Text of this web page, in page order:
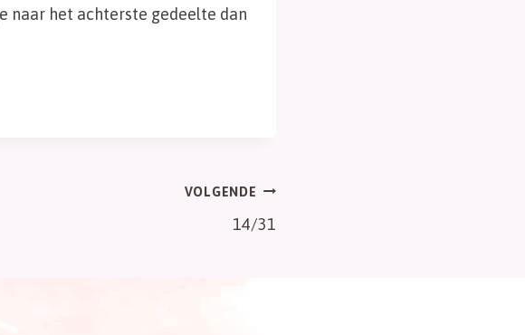
naar het achterste gedeelte dan
VOLGENDE
14/31